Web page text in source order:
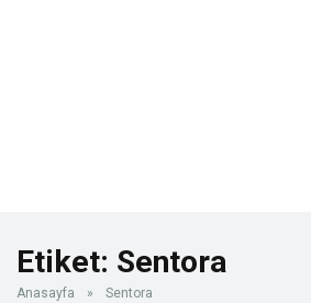
Etiket: Sentora
Anasayfa » Sentora